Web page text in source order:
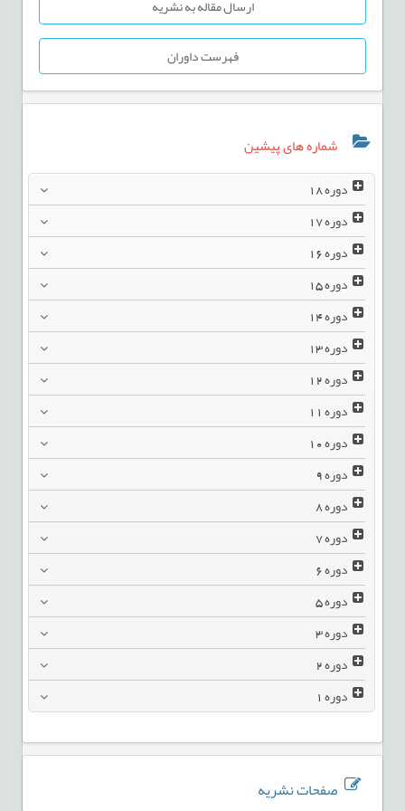
ارسال مقاله به نشریه
فهرست داوران
شماره های پیشین
دوره18
دوره17
دوره16
دوره15
دوره14
دوره13
دوره12
دوره11
دوره10
دوره9
دوره8
دوره7
دوره6
دوره5
دوره3
دوره2
دوره1
صفحات نشریه